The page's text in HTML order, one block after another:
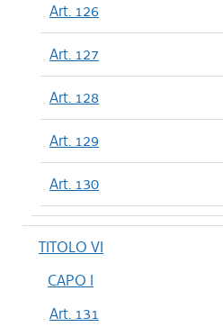
Art. 126
Art. 127
Art. 128
Art. 129
Art. 130
TITOLO VI
CAPO I
Art. 131